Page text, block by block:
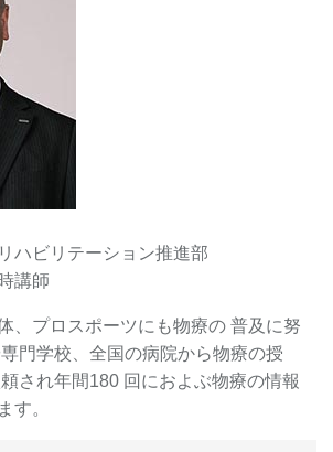
ハビリテーション推進部
講師
、プロスポーツにも物療の 普及に努
門学校、全国の病院から物療の授
され年間180 回におよぶ物療の情報
す。